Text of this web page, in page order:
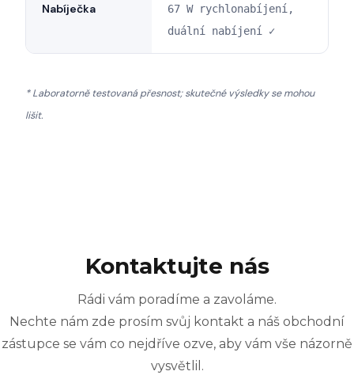
Nabíječka
67 W rychlonabíjení,
duální nabíjení ✓
* Laboratorně testovaná přesnost; skutečné výsledky se mohou
lišit.
Kontaktujte nás
Rádi vám poradíme a zavoláme.
Nechte nám zde prosím svůj kontakt a náš obchodní
zástupce se vám co nejdříve ozve, aby vám vše názorně
vysvětlil.